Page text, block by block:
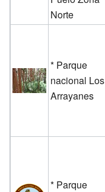
Norte
* Parque
nacional Los
Arrayanes
* Parque